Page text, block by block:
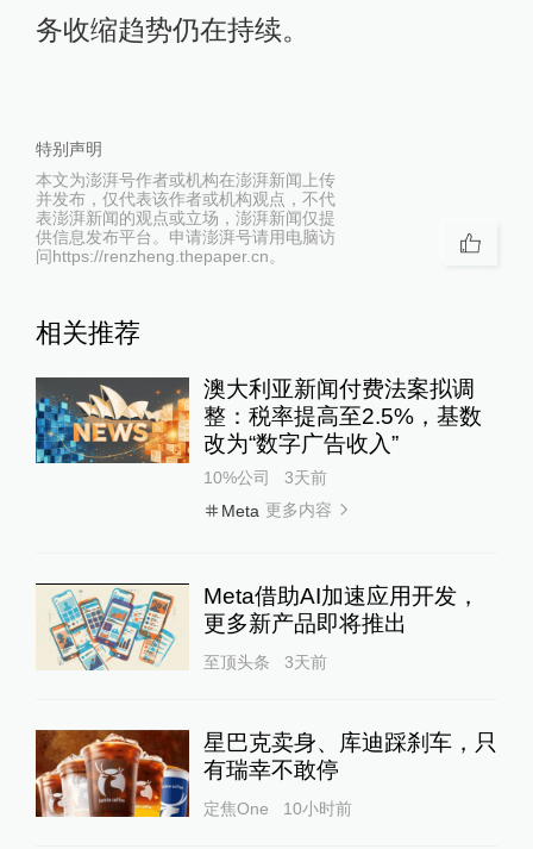
务收缩趋势仍在持续。
特别声明
本文为澎湃号作者或机构在澎湃新闻上传
并发布，仅代表该作者或机构观点，不代
表澎湃新闻的观点或立场，澎湃新闻仅提
供信息发布平台。申请澎湃号请用电脑访
问https://renzheng.thepaper.cn。
相关推荐
澳大利亚新闻付费法案拟调
整：税率提高至2.5%，基数
改为“数字广告收入”
10%公司
3天前
Meta 更多内容
Meta借助AI加速应用开发，
更多新产品即将推出
至顶头条 3天前
星巴克卖身、库迪踩刹车，只
有瑞幸不敢停
定焦One 10小时前